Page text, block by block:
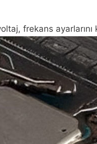
frekans ayarlarını